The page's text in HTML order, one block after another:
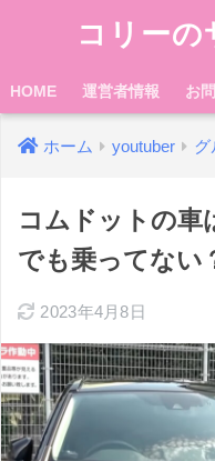
コリーの
HOME 運営者情報 お
ホーム youtuber グ
コムドットの車
でも乗ってない
2023年4月8日